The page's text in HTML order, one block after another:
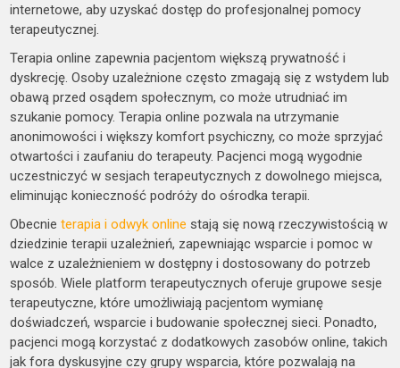
internetowe, aby uzyskać dostęp do profesjonalnej pomocy
terapeutycznej.
Terapia online zapewnia pacjentom większą prywatność i
dyskrecję. Osoby uzależnione często zmagają się z wstydem lub
obawą przed osądem społecznym, co może utrudniać im
szukanie pomocy. Terapia online pozwala na utrzymanie
anonimowości i większy komfort psychiczny, co może sprzyjać
otwartości i zaufaniu do terapeuty. Pacjenci mogą wygodnie
uczestniczyć w sesjach terapeutycznych z dowolnego miejsca,
eliminując konieczność podróży do ośrodka terapii.
Obecnieterapia i odwyk online stają się nową rzeczywistością w
dziedzinie terapii uzależnień, zapewniając wsparcie i pomoc w
walce z uzależnieniem w dostępny i dostosowany do potrzeb
sposób. Wiele platform terapeutycznych oferuje grupowe sesje
terapeutyczne, które umożliwiają pacjentom wymianę
doświadczeń, wsparcie i budowanie społecznej sieci. Ponadto,
pacjenci mogą korzystać z dodatkowych zasobów online, takich
jak fora dyskusyjne czy grupy wsparcia, które pozwalają na